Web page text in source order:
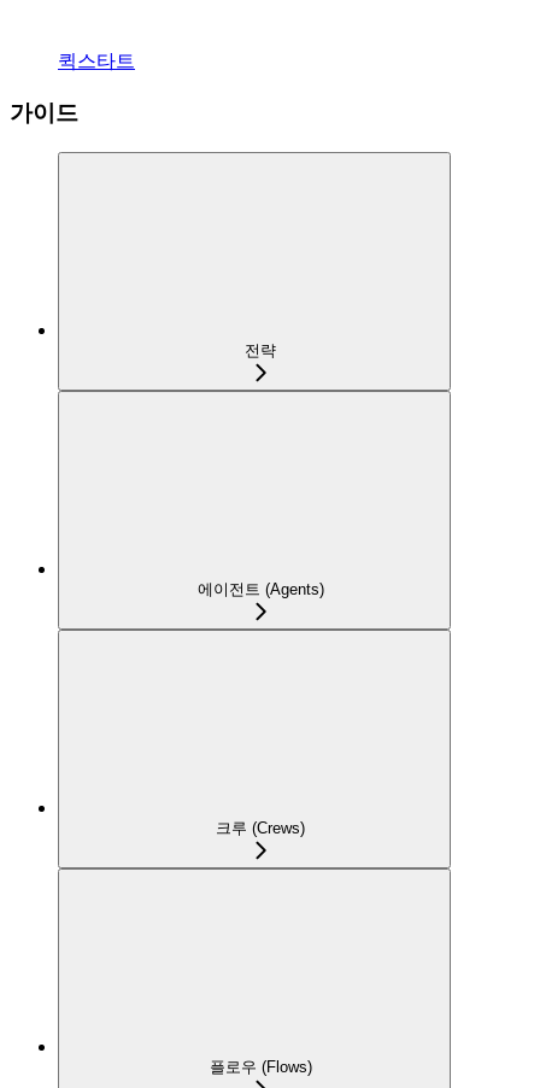
퀵스타트
가이드
전략
에이전트 (Agents)
크루 (Crews)
플로우 (Flows)